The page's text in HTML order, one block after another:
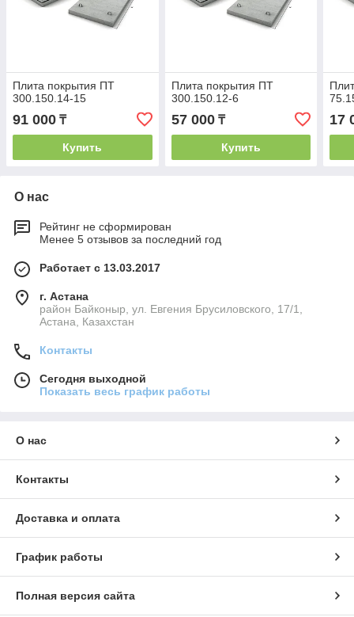
Плита покрытия ПТ
300.150.14-15
91 000 ₸
Купить
Плита покрытия ПТ
300.150.12-6
57 000₸
Купить
17
О нас
Рейтинг не сформирован
Менее 5 отзывов за последний год
Работает с 13.03.2017
г. Астана
район Байконыр, ул. Евгения Брусиловского, 17/1,
Астана, Казахстан
Контакты
Сегодня выходной
Показать весь график работы
О нас
Контакты
Доставка и оплата
График работы
Полная версия сайта